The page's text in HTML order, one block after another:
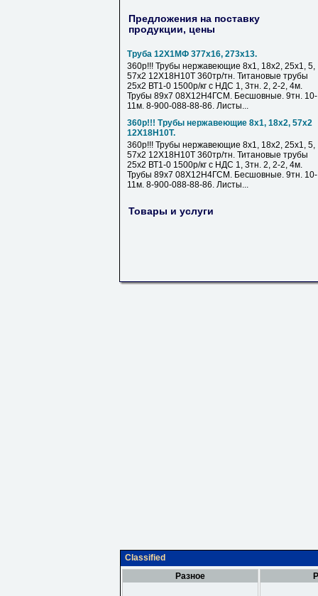
Предложения на поставку
продукции, цены
Труба 12Х1МФ 377х16, 273х13.
360р!!! Трубы нержавеющие 8х1, 18х2, 25х1, 5,
57х2 12Х18Н10Т 360тр/тн. Титановые трубы
25х2 ВТ1-0 1500р/кг с НДС 1, 3тн. 2, 2-2, 4м.
Трубы 89х7 08Х12Н4ГСМ. Бесшовные. 9тн. 10-
11м. 8-900-088-88-86. Листы...
360р!!! Трубы нержавеющие 8х1, 18х2, 57х2
12Х18Н10Т.
360р!!! Трубы нержавеющие 8х1, 18х2, 25х1, 5,
57х2 12Х18Н10Т 360тр/тн. Титановые трубы
25х2 ВТ1-0 1500р/кг с НДС 1, 3тн. 2, 2-2, 4м.
Трубы 89х7 08Х12Н4ГСМ. Бесшовные. 9тн. 10-
11м. 8-900-088-88-86. Листы...
Товары и услуги
Classified
Разное